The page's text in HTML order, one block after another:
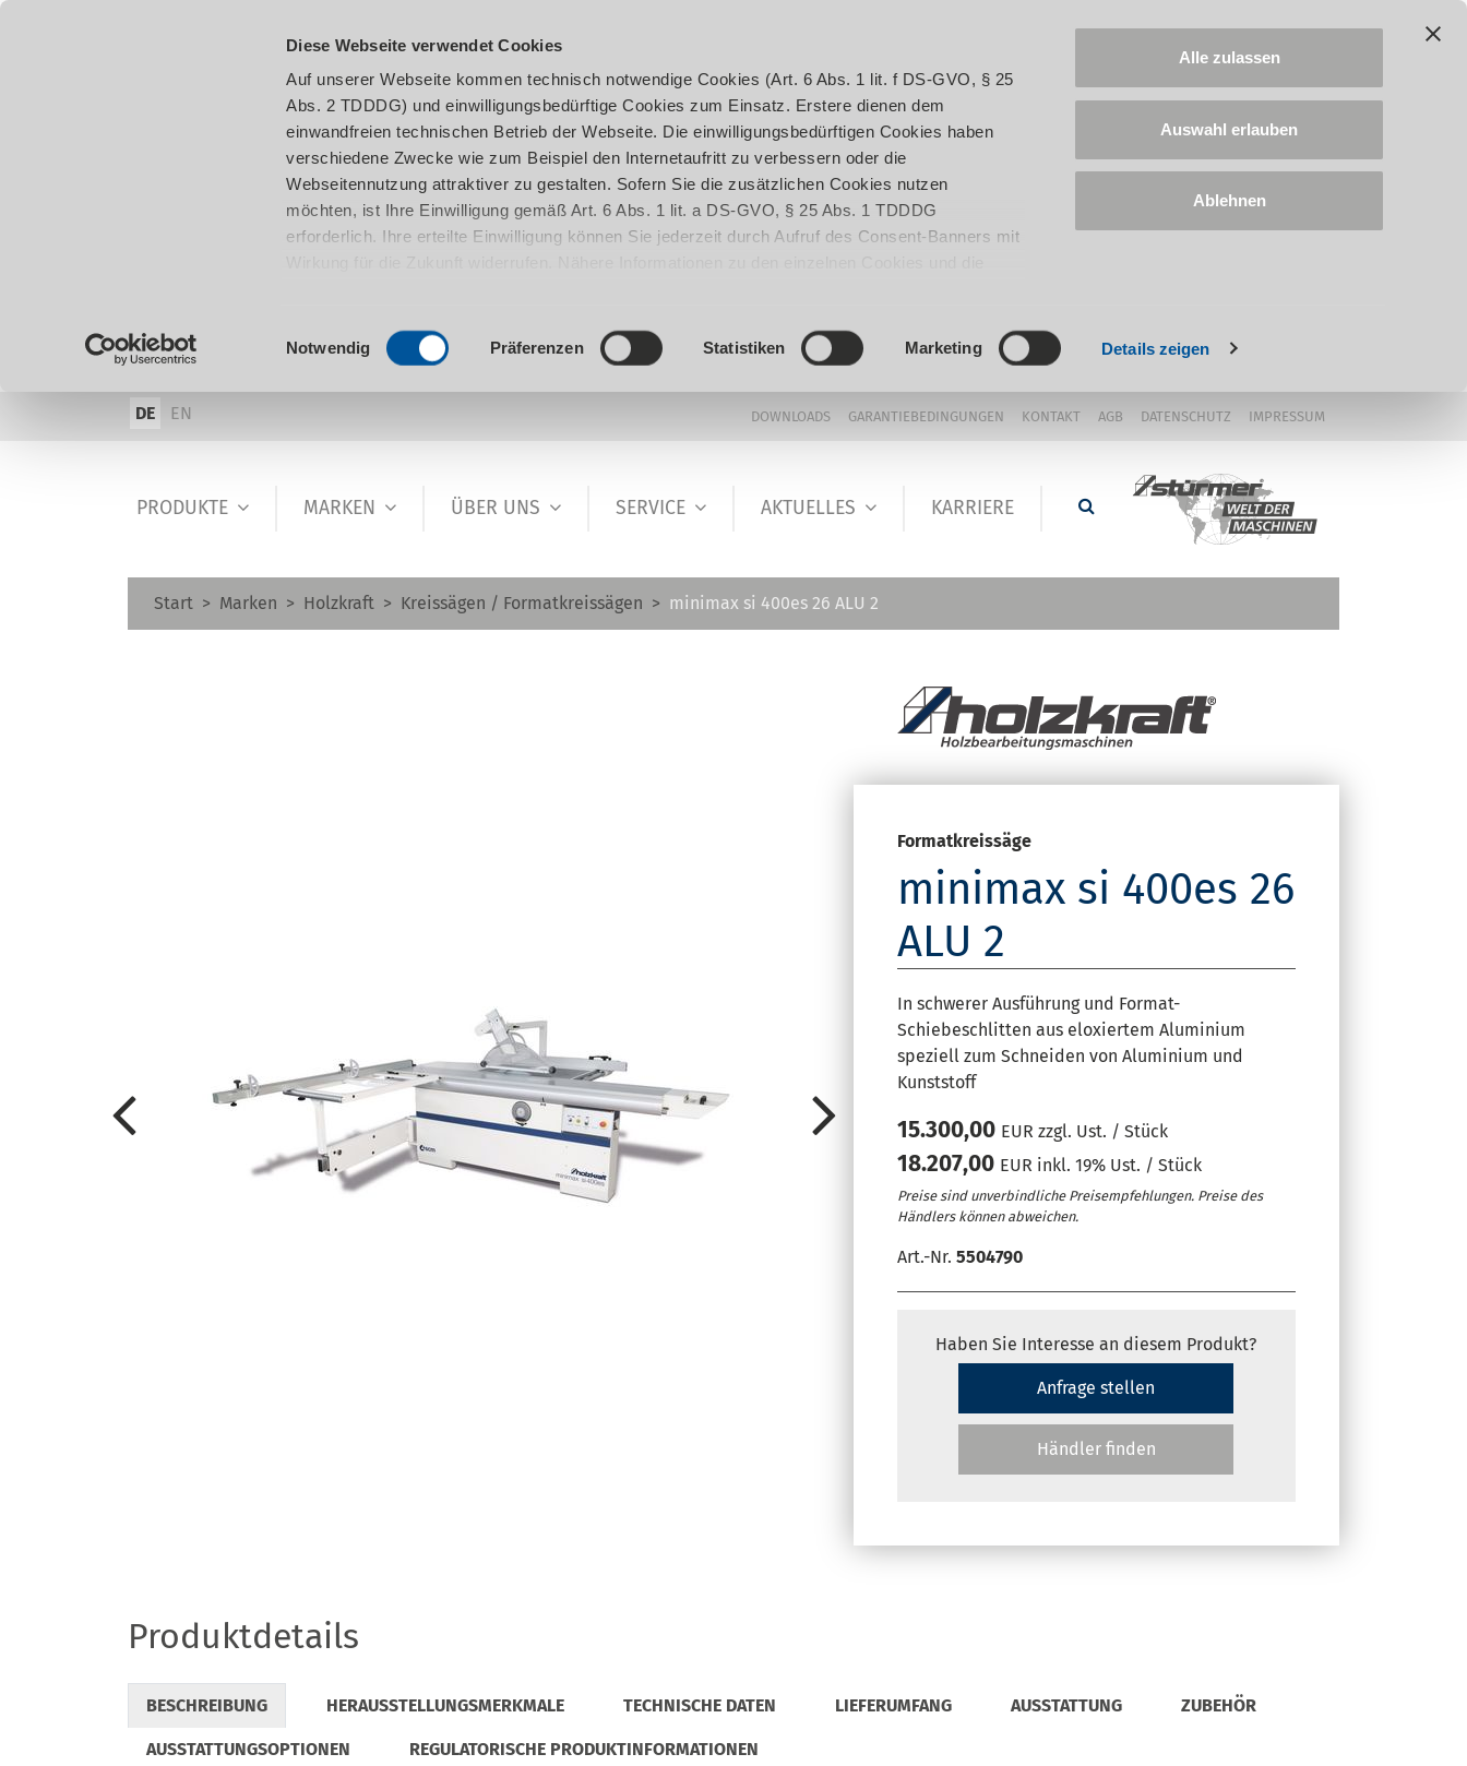
Diese Webseite verwendet Cookies
Auf unserer Webseite kommen technisch notwendige Cookies (Art. 6 Abs. 1 lit. f DS-GVO, § 25
Abs. 2 TDDDG) und einwilligungsbedürftige Cookies zum Einsatz. Erstere dienen dem
einwandfreien technischen Betrieb der Webseite. Die einwilligungsbedürftigen Cookies haben
verschiedene Zwecke wie zum Beispiel den Internetaufritt zu verbessern oder die
Webseitennutzung attraktiver zu gestalten. Sofern Sie die zusätzlichen Cookies nutzen
möchten, ist Ihre Einwilligung gemäß Art. 6 Abs. 1 lit. a DS-GVO, § 25 Abs. 1 TDDDG
erforderlich. Ihre erteilte Einwilligung können Sie jederzeit durch Aufruf des Consent-Banners mit
Einwilligungsauswahl
Notwendig Präferenzen Statistiken Marketing Details zeigen
Alle zulassen
Auswahl erlauben
Ablehnen
DE EN DOWNLOADS GARANTIEBEDINGUNGEN KONTAKT AGB DATENSCHUTZ IMPRESSUM
PRODUKTE MARKEN ÜBER UNS SERVICE AKTUELLES KARRIERE
Start Marken Holzkraft Kreissägen / Formatkreissägen minimax si 400es 26 ALU 2
Zwei Schnittgeschwindigkeiten über Inverter schaltbar
Ein/Ausschalter für die Mikrosprüheinrichtung
Formatkreissäge
minimax si 400es 26
ALU 2
In schwerer Ausführung und Format-
Schiebeschlitten aus eloxiertem Aluminium
speziell zum Schneiden von Aluminium und
Kunststoff
15.300,00 EUR zzgl. Ust. / Stück
18.207,00 EUR inkl. 19% Ust. / Stück
Preise sind unverbindliche Preisempfehlungen. Preise des
Händlers können abweichen.
Art.-Nr. 5504790
Haben Sie Interesse an diesem Produkt?
Anfrage stellen
Händler finden
Produktdetails
BESCHREIBUNG HERAUSSTELLUNGSMERKMALE TECHNISCHE DATEN LIEFERUMFANG AUSSTATTUNG ZUBEHÖR
AUSSTATTUNGSOPTIONEN REGULATORISCHE PRODUKTINFORMATIONEN